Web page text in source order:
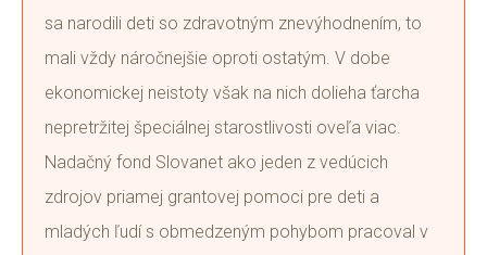
sa narodili deti so zdravotným znevýhodnením, to
mali vždy náročnejšie oproti ostatým. V dobe
ekonomickej neistoty však na nich dolieha ťarcha
nepretržitej špeciálnej starostlivosti oveľa viac.
Nadačný fond Slovanet ako jeden z vedúcich
zdrojov priamej grantovej pomoci pre deti a
mladých ľudí s obmedzeným pohybom pracoval v